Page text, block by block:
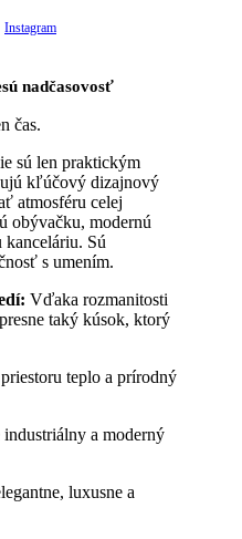
Instagram
nadčasovosť
čas.
sú len praktickým
kľúčový dizajnový
atmosféru celej
obývačku, modernú
Sú
s umením.
Vďaka rozmanitosti
taký kúsok, ktorý
teplo a prírodný
industriálny a moderný
luxusne a